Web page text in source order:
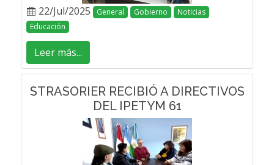
22/Jul/2025 General Gobierno
Noticias
Educación
Leer más...
STRASORIER RECIBIÓ A DIRECTIVOS
DEL IPETYM 61